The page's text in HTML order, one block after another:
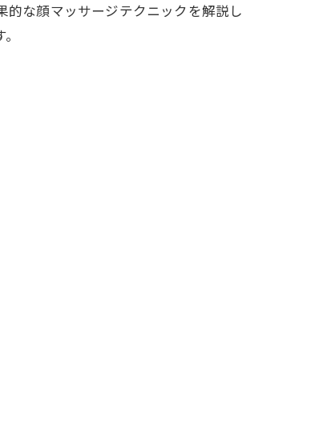
な顔マッサージテクニックを解説し